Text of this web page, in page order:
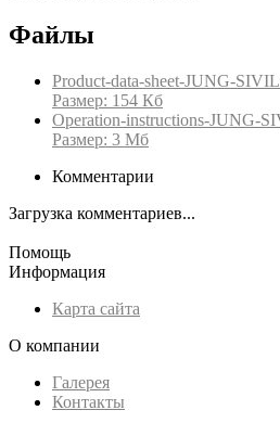
Файлы
Product-data-sheet-JUNG-
Размер: 154 Кб
Operation-instructions-JUNG-
Размер: 3 Мб
Комментарии
Загрузка комментариев...
Помощь
Информация
Карта сайта
О компании
Галерея
Контакты